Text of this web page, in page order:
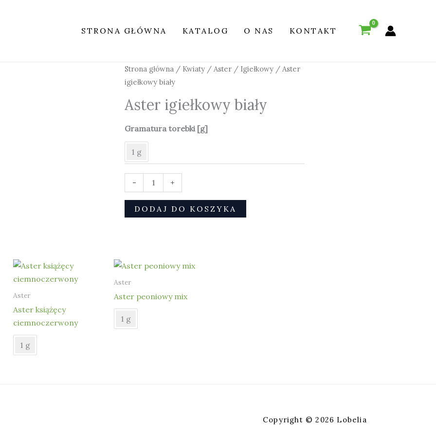
STRONA GŁÓWNA KATALOG O NAS KONTAKT
Strona główna / Kwiaty /Aster / Igiełkowy / Aster
igiełkowy biały
Aster igiełkowy biały
Gramatura torebki [g]
1 g
-
ilość
Aster
biały
+
DODAJ DO KOSZYKA
Aster
Aster książęcy
ciemnoczerwony
1 g
Aster
Aster peoniowy mix
1 g
Copyright © 2026 Lobelia